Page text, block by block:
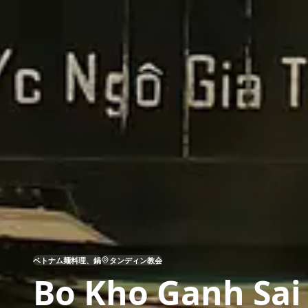
ベトナム麺料理、鍋 タンディン教会
Bo Kho Ganh